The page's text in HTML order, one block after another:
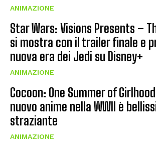
ANIMAZIONE
Star Wars: Visions Presents –
si mostra con il trailer finale e
nuova era dei Jedi su Disney+
ANIMAZIONE
Cocoon: One Summer of
nuovo anime nella WWII è
straziante
ANIMAZIONE